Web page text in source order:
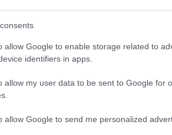
allow Google to enable storage related to
identifiers in apps.
allow my user data to be sent to Google for
allow Google to send me personalized
τους χάρτες. Μονομπάσια για
των Λουλουδιών για τους
έχουν δοθεί για την
είναι το συναίσθημα που
από την λακωνική γη προς
δέος που ξεπηδά από τα